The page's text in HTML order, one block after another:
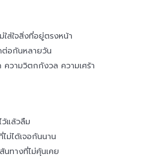
ใส่ใจสิ่งที่อยู่ตรงหน้า
อกันหลายวัน
ความวิตกกังวล ความเศร้า
แล้วลืม
ม่ได้เจอกันนาน
นทางที่ไม่คุ้นเคย